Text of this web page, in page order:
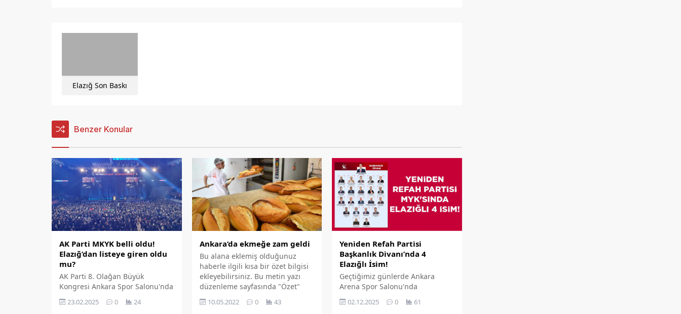
Elazığ Son Baskı
Benzer Konular
AK Parti MKYK belli oldu!
Elazığ’dan listeye giren oldu
mu?
AK Parti 8. Olağan Büyük
Kongresi Ankara Spor Salonu'nda
gerçekleşiyor.
23.02.2025 0 24
Ankara’da ekmeğe zam geldi
Bu alana eklemiş olduğunuz
haberle ilgili kısa bir özet bilgisi
ekleyebilirsiniz. Bu metin yazı
düzenleme sayfasında "Özet"
bölümünden eklenebilir. Özet
eklenmişse başlık altında kalın
10.05.2022 0 43
Yeni̇den Refah Parti̇si̇
Başkanlık Dı̇vanı’nda 4
Elazığlı İsi̇m!
Geçtiğimiz günlerde Ankara
Arena Spor Salonu'nda
gerçekleştirilen Yeniden Refah
Partisi 3. Olağan Büyük
02.12.2025 0 61